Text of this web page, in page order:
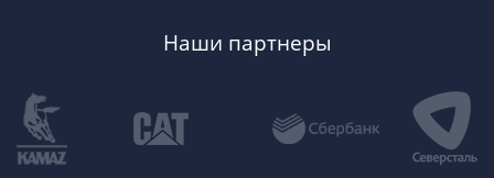
Наши партнеры